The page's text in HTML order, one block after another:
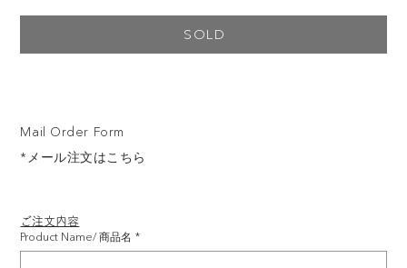
ご注文内容
Product Name/ 商品名 *
Mail Order Form
*メール注文はこちら
SOLD